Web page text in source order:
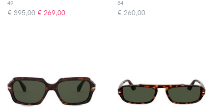
49
€ 395,00 € 269,00
54
€ 260,00